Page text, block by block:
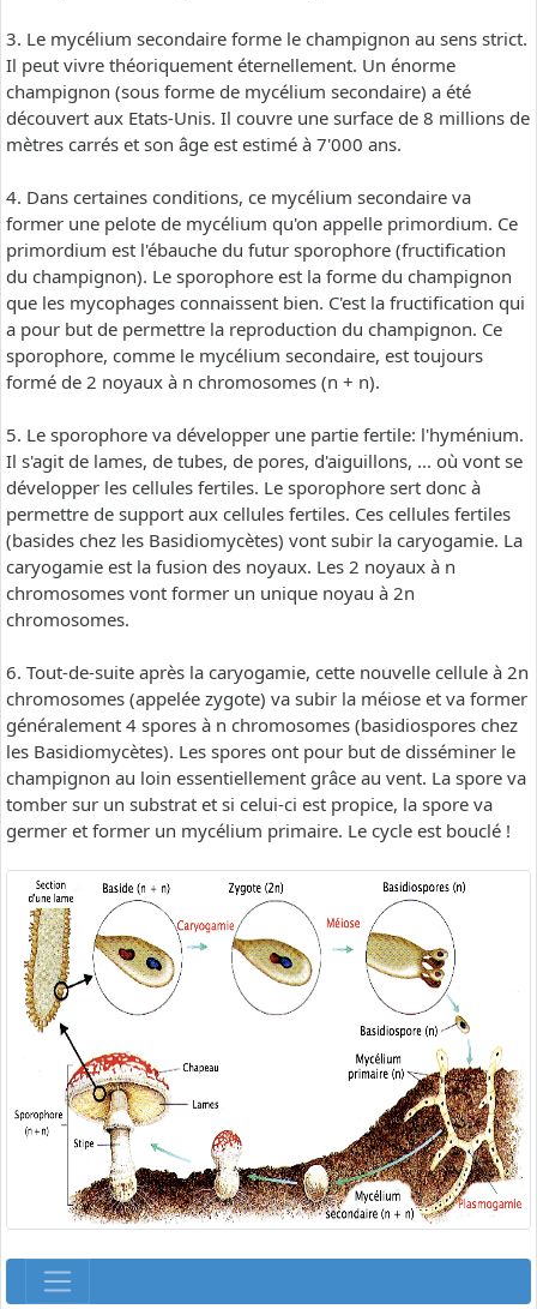
3. Le mycélium secondaire forme le champignon au sens strict.
Il peut vivre théoriquement éternellement. Un énorme
champignon (sous forme de mycélium secondaire) a été
découvert aux Etats-Unis. Il couvre une surface de 8 millions de
mètres carrés et son âge est estimé à 7'000 ans.
4. Dans certaines conditions, ce mycélium secondaire va
former une pelote de mycélium qu'on appelle primordium. Ce
primordium est l'ébauche du futur sporophore (fructification
du champignon). Le sporophore est la forme du champignon
que les mycophages connaissent bien. C'est la fructification qui
a pour but de permettre la reproduction du champignon. Ce
sporophore, comme le mycélium secondaire, est toujours
formé de 2 noyaux à n chromosomes (n + n).
5. Le sporophore va développer une partie fertile: l'hyménium.
Il s'agit de lames, de tubes, de pores, d'aiguillons, ... où vont se
développer les cellules fertiles. Le sporophore sert donc à
permettre de support aux cellules fertiles. Ces cellules fertiles
(basides chez les Basidiomycètes) vont subir la caryogamie. La
caryogamie est la fusion des noyaux. Les 2 noyaux à n
chromosomes vont former un unique noyau à 2n
chromosomes.
6. Tout-de-suite après la caryogamie, cette nouvelle cellule à 2n
chromosomes (appelée zygote) va subir la méiose et va former
généralement 4 spores à n chromosomes (basidiospores chez
les Basidiomycètes). Les spores ont pour but de disséminer le
champignon au loin essentiellement grâce au vent. La spore va
tomber sur un substrat et si celui-ci est propice, la spore va
germer et former un mycélium primaire. Le cycle est bouclé !